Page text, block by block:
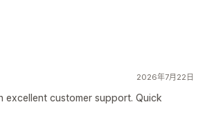
2026年7月22日
excellent customer support. Quick